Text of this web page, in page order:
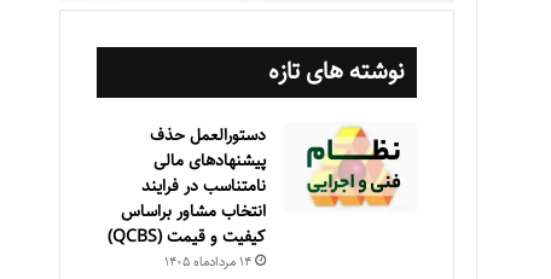
نوشته های تازه
دستورالعمل حذف
پيشنهادهای مالی
نامتناسب در فرايند
انتخاب مشاور براساس
كيفيت و قيمت (QCBS)
۱۴ مرداد‌ماه ۱۴۰۵